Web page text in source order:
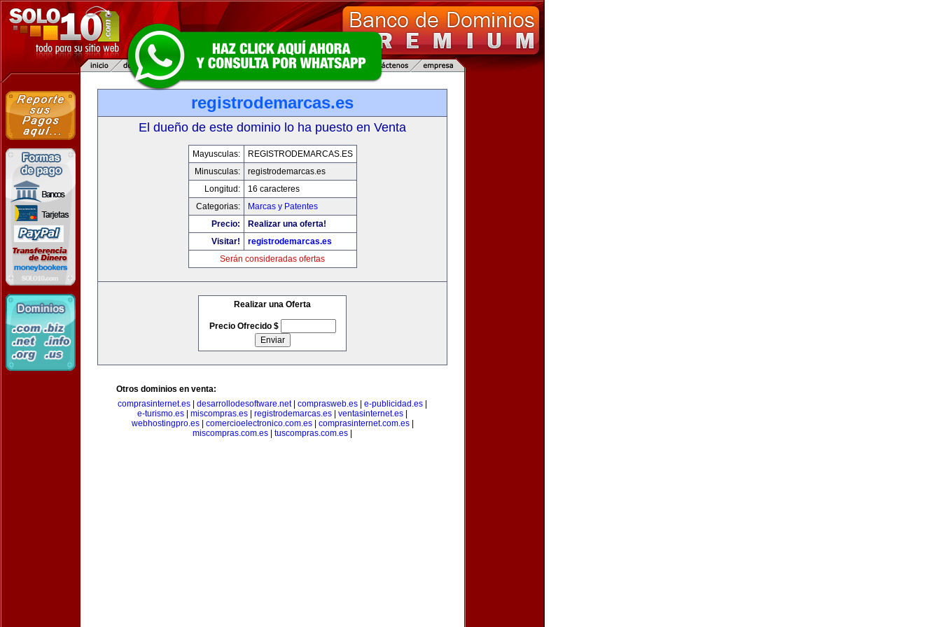
registrodemarcas.es
El dueño de este dominio lo ha puesto en Venta
Mayusculas:
REGISTRODEMARCAS.ES
Minusculas:
registrodemarcas.es
Longitud:
16 caracteres
Categorias:
Marcas y Patentes
Precio:
Realizar una oferta!
Visitar!
registrodemarcas.es
Serán consideradas ofertas
Realizar una Oferta
Precio Ofrecido $
Otros dominios en venta:
comprasinternet.es
desarrollodesoftware.net| comprasweb.es e-publicidad.es
e-turismo.es
miscompras.es registrodemarcas.es ventasinternet.es
webhostingpro.es| comercioelectronico.com.es| comprasinternet.com.es|
miscompras.com.es
tuscompras.com.es